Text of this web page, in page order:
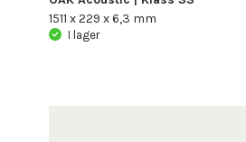
1511 x 229 x 6,3 mm
I lager